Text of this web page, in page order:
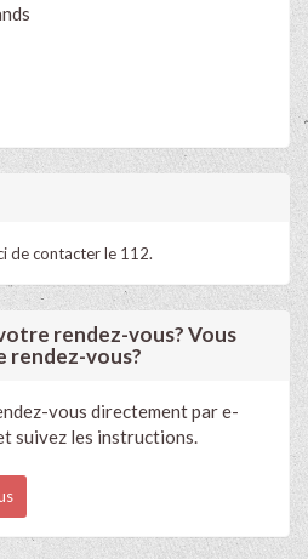
de contacter le 112.
rendez-vous? Vous
rendez-vous?
vous directement par e-
suivez les instructions.